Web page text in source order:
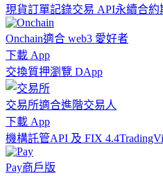
現貨訂單記錄交易 API永續合約
Onchain適合 web3 愛好者
下載 App
交換質押瀏覽 DApp
交易所適合進階交易人
下載 App
機構託管API 及 FIX 4.4
Pay商戶版